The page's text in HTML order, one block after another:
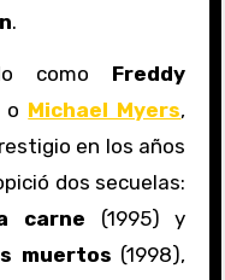
.
como Freddy
o Michael Myers,
en los años
dos secuelas:
carne (1995) y
muertos (1998),